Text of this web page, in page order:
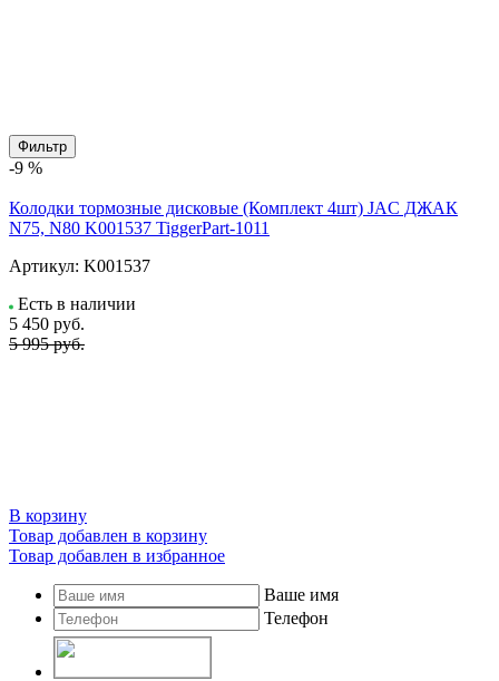
Фильтр
-9 %
Колодки тормозные дисковые (Комплект 4шт) JAC ДЖАК
N75, N80 K001537 TiggerPart-1011
Артикул: K001537
Есть в наличии
5 450 руб.
5 995 руб.
В корзину
Товар добавлен в корзину
Товар добавлен в избранное
Ваше имя
Телефон